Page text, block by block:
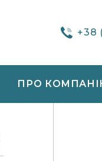
+38
ПРО